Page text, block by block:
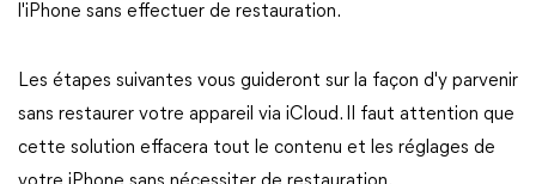
l'iPhone sans effectuer de restauration.
Les étapes suivantes vous guideront sur la façon d'y parvenir
sans restaurer votre appareil via iCloud. Il faut attention que
cette solution effacera tout le contenu et les réglages de